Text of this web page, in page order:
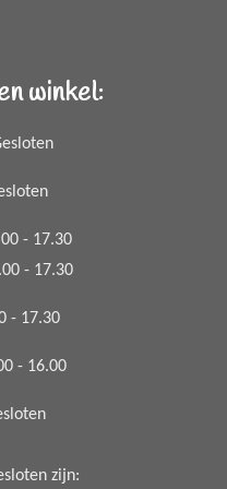
winkel:
- 17.30
- 17.30
- 17.30
- 16.00
zijn: